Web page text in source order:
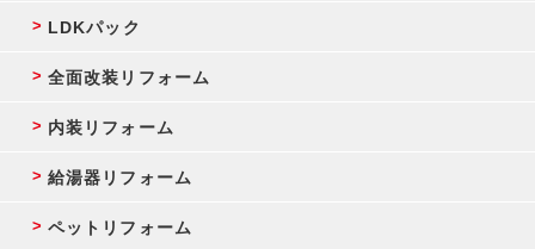
LDKパック
全面改装リフォーム
内装リフォーム
給湯器リフォーム
ペットリフォーム